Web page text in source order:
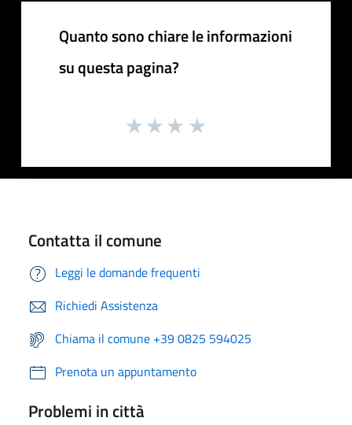
Quanto sono chiare le informazioni
su questa pagina?
Contatta il comune
Leggi le domande frequenti
Richiedi Assistenza
Chiama il comune +39 0825 594025
Prenota un appuntamento
Problemi in città